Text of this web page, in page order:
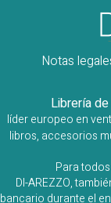
Notas
Librería
líder europeo en
libros, accesorios
Para
DI-AREZZO,
bancario durante el